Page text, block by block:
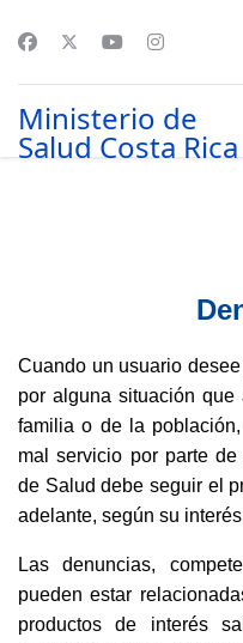
Ministerio de
Salud Costa Rica
Cuando un usuario
por alguna situación
familia o de la
mal servicio por parte
de Salud debe seguir el
adelante, según su
Las denuncias,
pueden estar
productos de interés